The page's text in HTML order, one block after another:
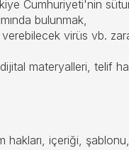
Cumhuriyeti'nin
bulunmak,
virüs vb.
materyalleri, telif
içeriği,